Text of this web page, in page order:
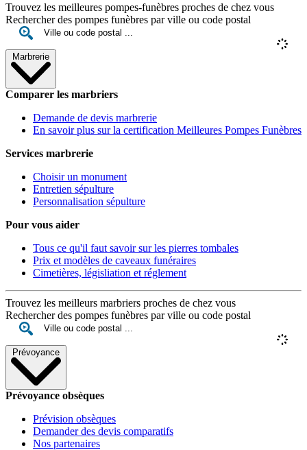
Trouvez les meilleures pompes-funèbres proches de chez vous
Rechercher des pompes funèbres par ville ou code postal
Marbrerie
Comparer les marbriers
Demande de devis marbrerie
En savoir plus sur la certification Meilleures Pompes Funèbres
Services marbrerie
Choisir un monument
Entretien sépulture
Personnalisation sépulture
Pour vous aider
Tous ce qu'il faut savoir sur les pierres tombales
Prix et modèles de caveaux funéraires
Cimetières, législiation et réglement
Trouvez les meilleurs marbriers proches de chez vous
Rechercher des pompes funèbres par ville ou code postal
Prévoyance
Prévoyance obsèques
Prévision obsèques
Demander des devis comparatifs
Nos partenaires